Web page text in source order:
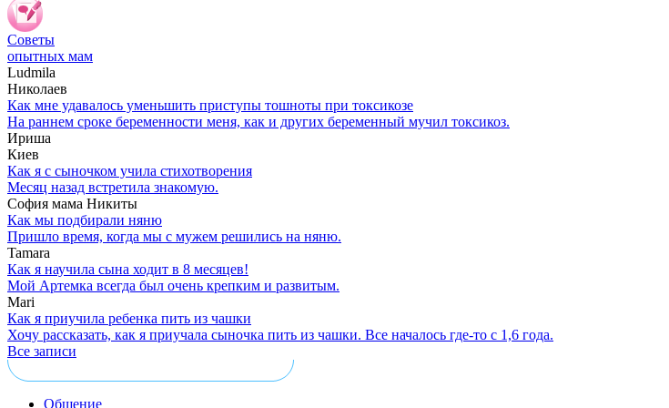
Советы
опытных мам
Ludmila
Николаев
Как мне удавалось уменьшить приступы тошноты при токсикозе
На раннем сроке беременности меня, как и других беременный мучил токсикоз.
Ириша
Киев
Как я с сыночком учила стихотворения
Месяц назад встретила знакомую.
София мама Никиты
Как мы подбирали няню
Пришло время, когда мы с мужем решились на няню.
Tamara
Как я научила сына ходит в 8 месяцев!
Мой Артемка всегда был очень крепким и развитым.
Mari
Как я приучила ребенка пить из чашки
Хочу рассказать, как я приучала сыночка пить из чашки. Все началось где-то с 1,6 года.
Все записи
Общение